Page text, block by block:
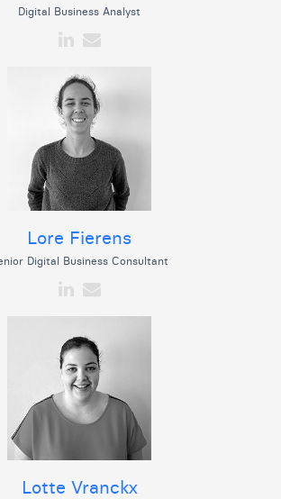
Digital Business Analyst
Lore Fierens
Digital Business Consultant
Lotte Vranckx